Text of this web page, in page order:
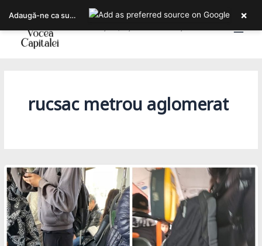
content
Bucureștiul, așa cum îl trăiești!
rucsac metrou aglomerat
Adaugă-ne ca sursa ta preferată pe Google ×